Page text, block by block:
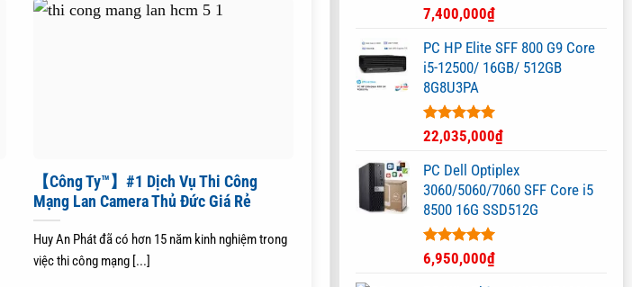
【Công Ty™】#1 Dịch Vụ Thi Công
Mạng Lan Camera Thủ Đức Giá Rẻ
Huy An Phát đã có hơn 15 năm kinh nghiệm trong
việc thi công mạng [...]
7,400,000₫
PC HP Elite SFF 800 G9 Core
i5-12500/ 16GB/ 512GB
8G8U3PA
Được xếp
hạng
5.00
5 sao
22,035,000₫
PC Dell Optiplex
3060/5060/7060 SFF Core i5
8500 16G SSD512G
Được xếp
hạng 5.00
6,950,000₫